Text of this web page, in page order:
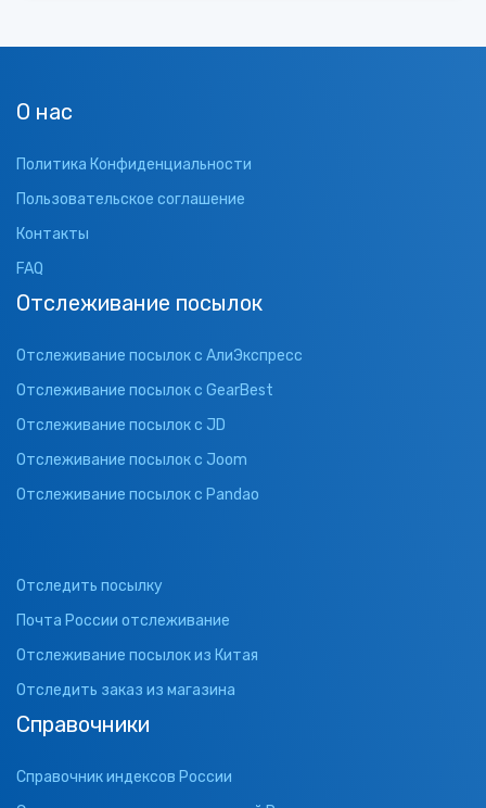
О нас
Политика Конфиденциальности
Пользовательское соглашение
Контакты
FAQ
Отслеживание посылок
Отслеживание посылок с АлиЭкспресс
Отслеживание посылок с GearBest
Отслеживание посылок с JD
Отслеживание посылок с Joom
Отслеживание посылок с Pandao
Отследить посылку
Почта России отслеживание
Отслеживание посылок из Китая
Отследить заказ из магазина
Справочники
Справочник индексов России